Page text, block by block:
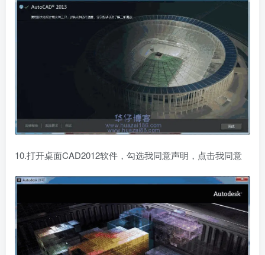
10.打开桌面CAD2012软件，勾选我同意声明，点击我同意